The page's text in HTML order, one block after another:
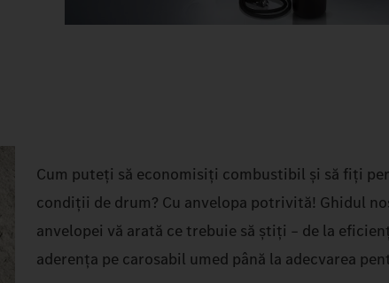
Cum puteți să economisiți combustibil și să fiți
condiții de drum? Cu anvelopa potrivită! Ghidul
anvelopei vă arată ce trebuie să știți – de la
aderența pe carosabil umed până la adecvarea